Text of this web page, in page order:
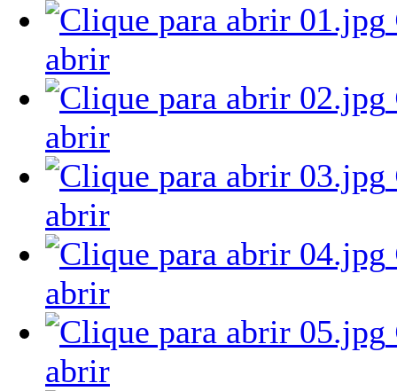
abrir
abrir
abrir
abrir
abrir